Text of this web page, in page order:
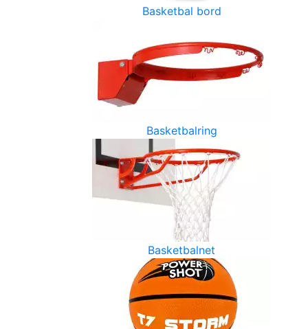
Basketbal bord
Basketbalring
Basketbalnet